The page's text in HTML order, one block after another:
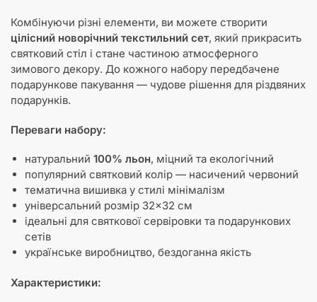
Комбінуючи різні елементи, ви можете створити
цілісний новорічний текстильний сет, який прикрасить
святковий стіл і стане частиною атмосферного
зимового декору. До кожного набору передбачене
подарункове пакування — чудове рішення для різдвяних
подарунків.
Переваги набору:
натуральний 100% льон, міцний та екологічний
популярний святковий колір — насичений червоний
тематична вишивка у стилі мінімалізм
універсальний розмір 32×32 см
ідеальні для святкової сервіровки та подарункових
сетів
українське виробництво, бездоганна якість
Характеристики: